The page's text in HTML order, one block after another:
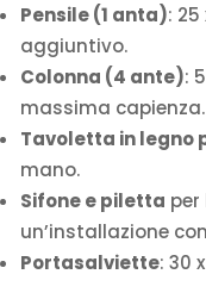
Pensile (1 anta):
aggiuntivo.
Colonna (4 ante):
massima capienza.
Tavoletta in legno
mano.
Sifone e piletta per
un’installazione
Portasalviette: 30